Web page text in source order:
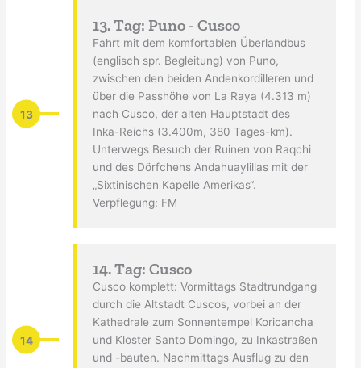
13
13. Tag: Puno - Cusco
Fahrt mit dem komfortablen Überlandbus
(englisch spr. Begleitung) von Puno,
zwischen den beiden Andenkordilleren und
über die Passhöhe von La Raya (4.313 m)
nach Cusco, der alten Hauptstadt des
Inka-Reichs (3.400m, 380 Tages-km).
Unterwegs Besuch der Ruinen von Raqchi
und des Dörfchens Andahuaylillas mit der
„Sixtinischen Kapelle Amerikas“.
Verpflegung: FM
14
14. Tag: Cusco
Cusco komplett: Vormittags Stadtrundgang
durch die Altstadt Cuscos, vorbei an der
Kathedrale zum Sonnentempel Koricancha
und Kloster Santo Domingo, zu Inkastraßen
und -bauten. Nachmittags Ausflug zu den